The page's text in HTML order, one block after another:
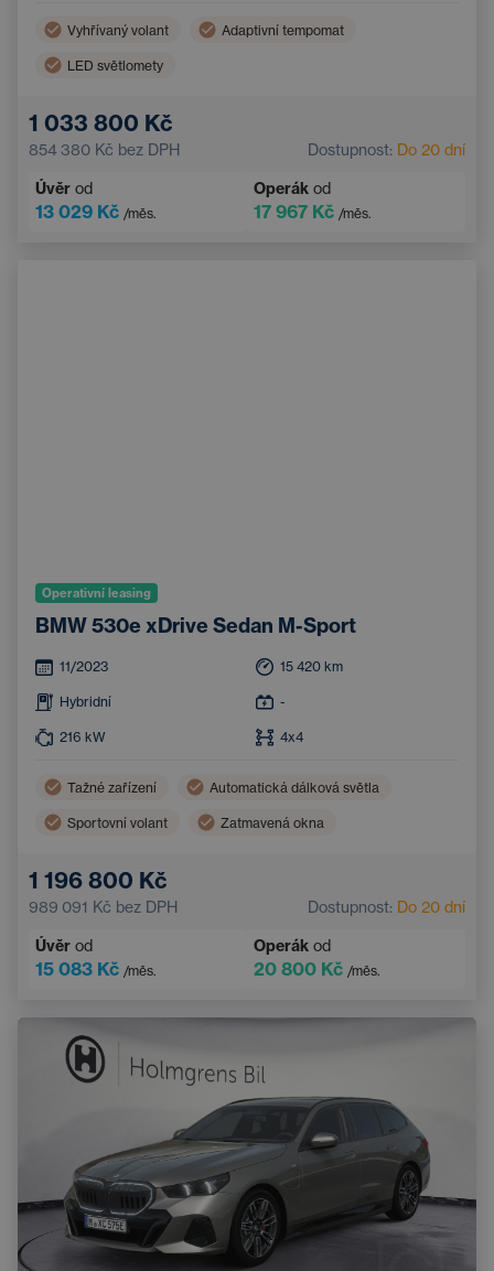
Vyhřívaný volant Adaptivní tempomat
LED světlomety
Sportovní sedadla
Systém varování před kolizí
1 033 800 Kč
854 380 Kč bez DPH Dostupnost: Do 20 dní
Úvěr od
13 029 Kč /měs.
Operák od
17 967 Kč /měs.
Operativní leasing
BMW 530e xDrive Sedan M-Sport
11/2023 15 420 km
Hybridní -
216 kW 4x4
Tažné zařízení Automatická dálková světla
Sportovní volant Zatmavená okna
1 196 800 Kč
989 091 Kč bez DPH Dostupnost: Do 20 dní
Úvěr od
15 083 Kč /měs.
Operák od
20 800 Kč /měs.